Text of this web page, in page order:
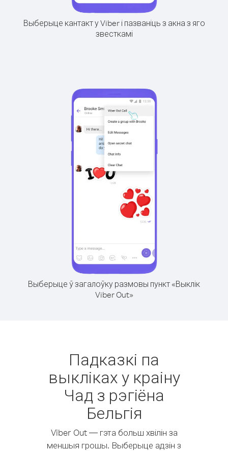
Выберыце кантакт у Viber і пазваніць з акна з яго
звесткамі
Выберыце ў загалоўку размовы пункт «Выклік
Viber Out»
Падказкі па
выкліках у краіну
Чад з рэгіёна
Бельгія
Viber Out — гэта больш хвілін за
меншыя грошы. Выберыце адзін з